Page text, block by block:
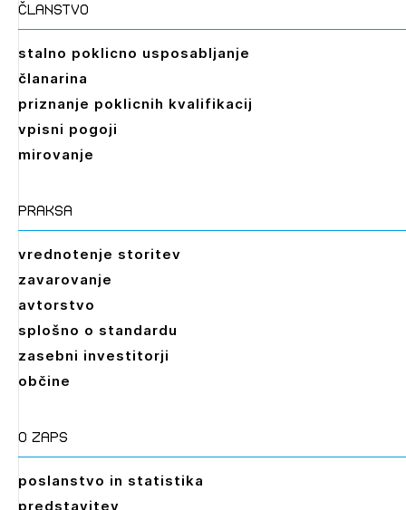
članstvo
stalno poklicno usposabljanje
članarina
priznanje poklicnih kvalifikacij
vpisni pogoji
mirovanje
praksa
vrednotenje storitev
zavarovanje
avtorstvo
splošno o standardu
zasebni investitorji
občine
O zaps
poslanstvo in statistika
predstavitev